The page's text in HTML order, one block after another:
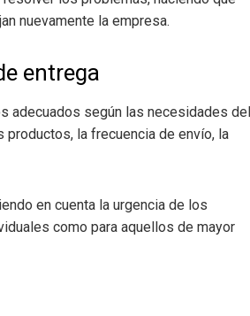
nuevamente la empresa.
entrega
adecuados según las necesidades del
la frecuencia de envío, la
en cuenta la urgencia de los
como para aquellos de mayor